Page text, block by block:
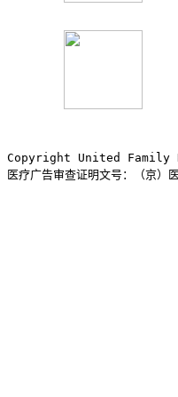
Copyright United Family
医疗广告审查证明文号：（京